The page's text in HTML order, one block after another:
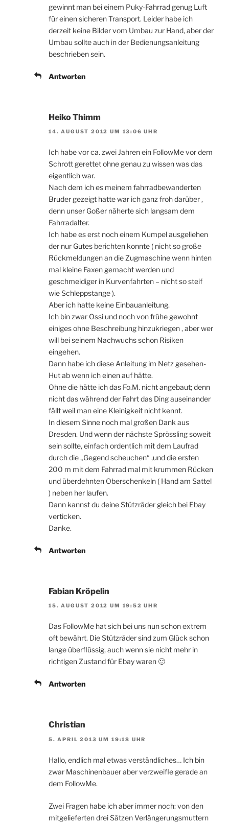
gewinnt man bei einem Puky-Fahrrad genug Luft
für einen sicheren Transport. Leider habe ich
derzeit keine Bilder vom Umbau zur Hand, aber der
Umbau sollte auch in der Bedienungsanleitung
beschrieben sein.
Antworten
Heiko Thimm
14. AUGUST 2012 UM 13:06 UHR
Ich habe vor ca. zwei Jahren ein FollowMe vor dem
Schrott gerettet ohne genau zu wissen was das
eigentlich war.
Nach dem ich es meinem fahrradbewanderten
Bruder gezeigt hatte war ich ganz froh darüber ,
denn unser Goßer näherte sich langsam dem
Fahrradalter.
Ich habe es erst noch einem Kumpel ausgeliehen
der nur Gutes berichten konnte ( nicht so große
Rückmeldungen an die Zugmaschine wenn hinten
mal kleine Faxen gemacht werden und
geschmeidiger in Kurvenfahrten – nicht so steif
wie Schleppstange ).
Aber ich hatte keine Einbauanleitung.
Ich bin zwar Ossi und noch von frühe gewohnt
einiges ohne Beschreibung hinzukriegen , aber wer
will bei seinem Nachwuchs schon Risiken
eingehen.
Dann habe ich diese Anleitung im Netz gesehen-
Hut ab wenn ich einen auf hätte.
Ohne die hätte ich das Fo.M. nicht angebaut; denn
nicht das während der Fahrt das Ding auseinander
fällt weil man eine Kleinigkeit nicht kennt.
In diesem Sinne noch mal großen Dank aus
Dresden. Und wenn der nächste Sprössling soweit
sein sollte, einfach ordentlich mit dem Laufrad
durch die „Gegend scheuchen“ ,und die ersten
200 m mit dem Fahrrad mal mit krummen Rücken
und überdehnten Oberschenkeln ( Hand am Sattel
) neben her laufen.
Dann kannst du deine Stützräder gleich bei Ebay
verticken.
Danke.
Antworten
Fabian Kröpelin
15. AUGUST 2012 UM 19:52 UHR
Das FollowMe hat sich bei uns nun schon extrem
oft bewährt. Die Stützräder sind zum Glück schon
lange überflüssig, auch wenn sie nicht mehr in
richtigen Zustand für Ebay waren 🙂
Antworten
Christian
5. APRIL 2013 UM 19:18 UHR
Hallo, endlich mal etwas verständliches… Ich bin
zwar Maschinenbauer aber verzweifle gerade an
dem FollowMe.
Zwei Fragen habe ich aber immer noch: von den
mitgelieferten drei Sätzen Verlängerungsmuttern